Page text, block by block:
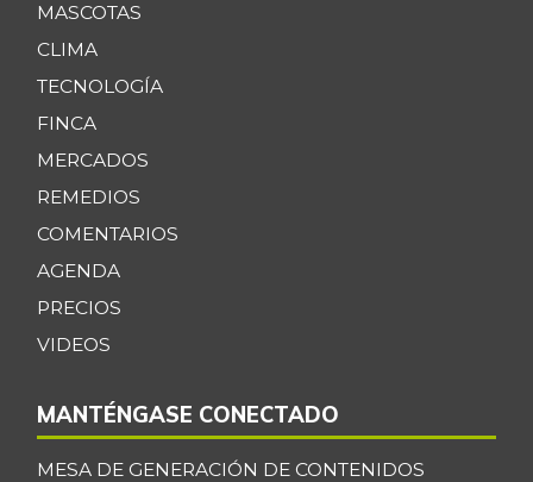
MASCOTAS
CLIMA
TECNOLOGÍA
FINCA
MERCADOS
REMEDIOS
COMENTARIOS
AGENDA
PRECIOS
VIDEOS
MANTÉNGASE CONECTADO
MESA DE GENERACIÓN DE CONTENIDOS